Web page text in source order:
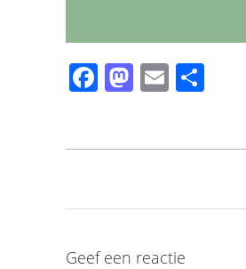
Facebook
Mastodon
Email
Geef een reactie